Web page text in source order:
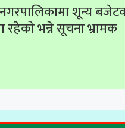
नगरपालिकामा शून्य
रहेको भन्ने सूचना भ्रामक